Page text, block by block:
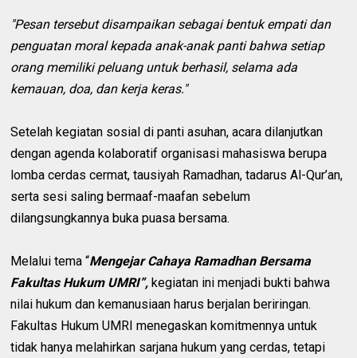
"Pesan tersebut disampaikan sebagai bentuk empati dan
penguatan moral kepada anak-anak panti bahwa setiap
orang memiliki peluang untuk berhasil, selama ada
kemauan, doa, dan kerja keras."
Setelah kegiatan sosial di panti asuhan, acara dilanjutkan
dengan agenda kolaboratif organisasi mahasiswa berupa
lomba cerdas cermat, tausiyah Ramadhan, tadarus Al-Qur’an,
serta sesi saling bermaaf-maafan sebelum
dilangsungkannya buka puasa bersama.
Melalui tema “Mengejar Cahaya Ramadhan Bersama
Fakultas Hukum UMRI”, kegiatan ini menjadi bukti bahwa
nilai hukum dan kemanusiaan harus berjalan beriringan.
Fakultas Hukum UMRI menegaskan komitmennya untuk
tidak hanya melahirkan sarjana hukum yang cerdas, tetapi